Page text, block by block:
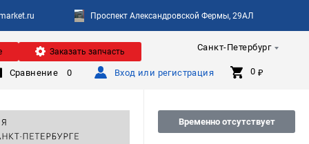
Проспект Александровской Фермы, 29АЛ
Санкт-Петербург
Заказать запчасть
Сравнение 0 Вход или регистрация 0 ₽
Временно отсутствует